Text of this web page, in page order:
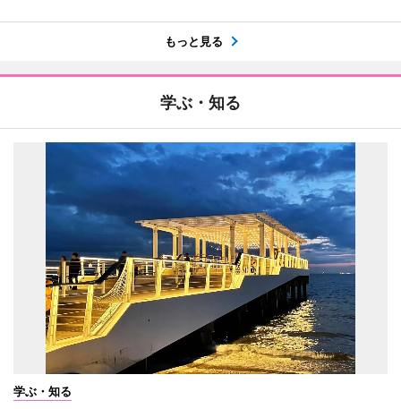
もっと見る
学ぶ・知る
学ぶ・知る